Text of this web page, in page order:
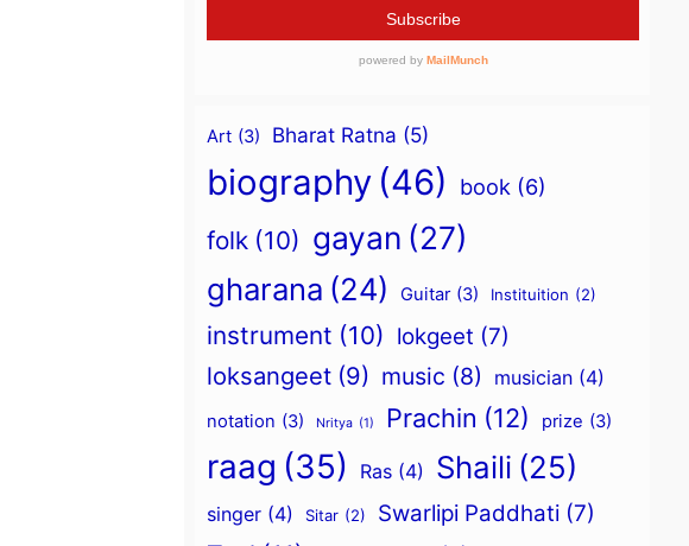
Art (3) Bharat Ratna (5)
biography (46) book (6)
folk (10) gayan (27)
gharana (24) Guitar (3) Instituition (2)
instrument (10) lokgeet (7)
loksangeet (9) music (8) musician (4)
notation (3) Nritya (1) Prachin (12) prize (3)
raag (35) Ras (4) Shaili (25)
singer (4) Sitar (2) Swarlipi Paddhati (7)